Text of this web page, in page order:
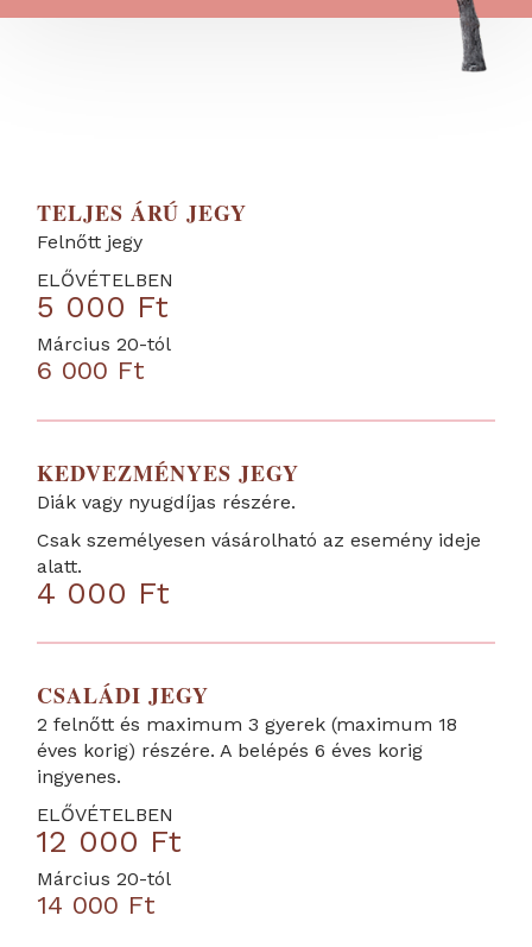
TELJES ÁRÚ JEGY
Felnőtt jegy
ELŐVÉTELBEN
5 000 Ft
Március 20-tól
6 000 Ft
KEDVEZMÉNYES JEGY
Diák vagy nyugdíjas részére.
Csak személyesen vásárolható az esemény ideje
alatt.
4 000 Ft
CSALÁDI JEGY
2 felnőtt és maximum 3 gyerek (maximum 18
éves korig) részére. A belépés 6 éves korig
ingyenes.
ELŐVÉTELBEN
12 000 Ft
Március 20-tól
14 000 Ft